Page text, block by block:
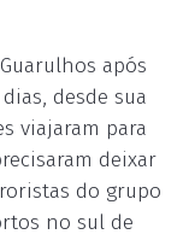
após
desde sua
viajaram para
deixar
do grupo
no sul de